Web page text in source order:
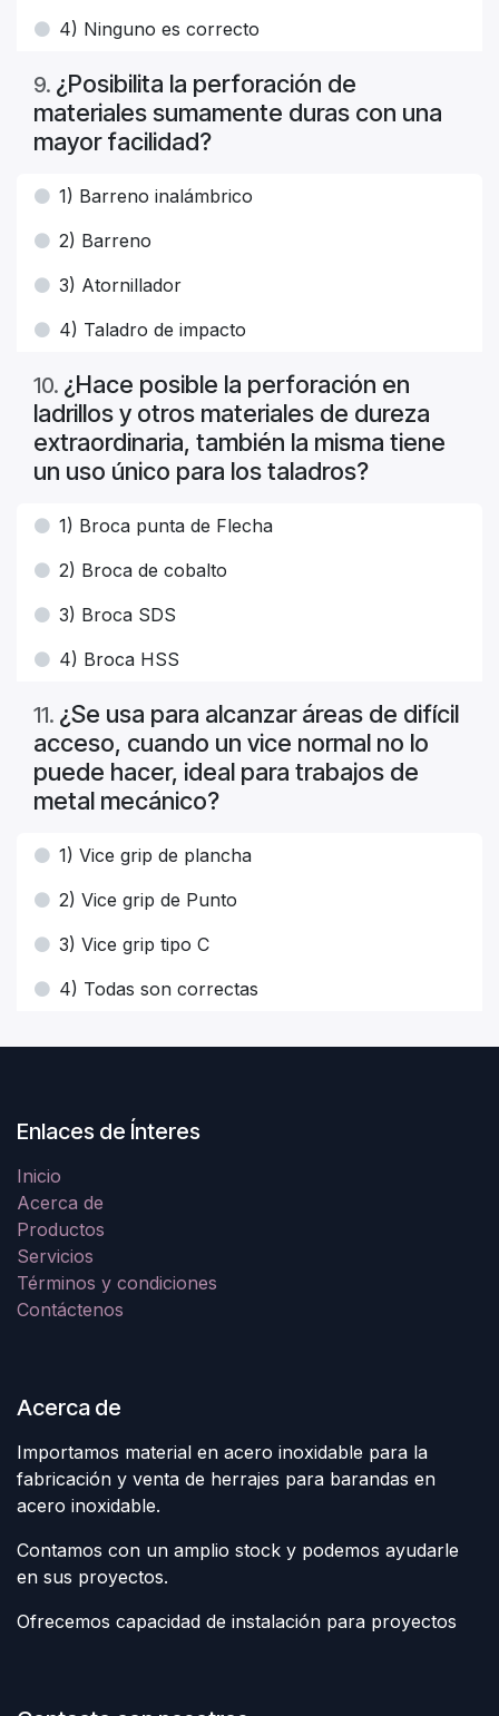
4) Ninguno es correcto
9. ¿Posibilita la perforación de
materiales sumamente duras con una
mayor facilidad?
1) Barreno inalámbrico
2) Barreno
3) Atornillador
4) Taladro de impacto
10. ¿Hace posible la perforación en
ladrillos y otros materiales de dureza
extraordinaria, también la misma tiene
un uso único para los taladros?
1) Broca punta de Flecha
2) Broca de cobalto
3) Broca SDS
4) Broca HSS
11. ¿Se usa para alcanzar áreas de difícil
acceso, cuando un vice normal no lo
puede hacer, ideal para trabajos de
metal mecánico?
1) Vice grip de plancha
2) Vice grip de Punto
3) Vice grip tipo C
4) Todas son correctas
Enlaces de Ínteres
Inicio
Acerca de
Productos
Servicios
Términos y condiciones
Contáctenos
Acerca de
Importamos material en acero inoxidable para la
fabricación y venta de herrajes para barandas en
acero inoxidable.
Contamos con un amplio stock y podemos ayudarle
en sus proyectos.
Ofrecemos capacidad de instalación para proyectos